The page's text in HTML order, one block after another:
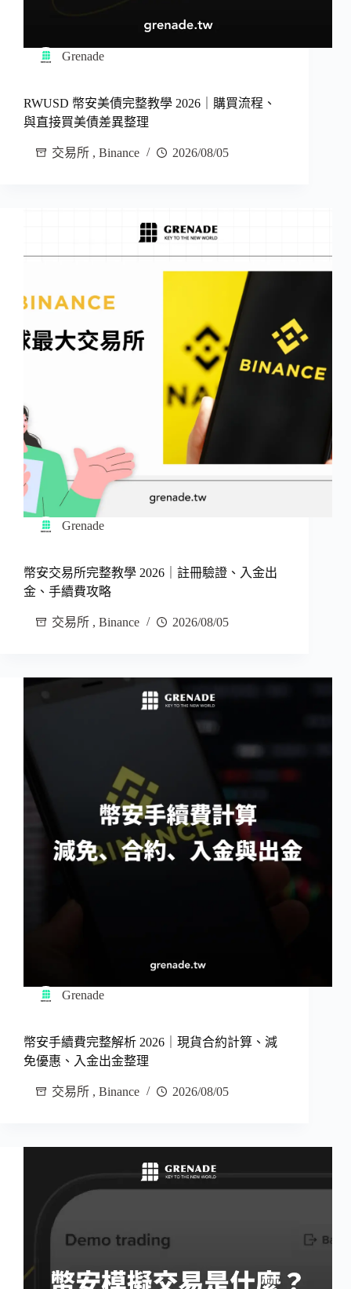
Grenade
RWUSD 幣安美債完整教學 2026｜購買流程、
與直接買美債差異整理
交易所 , Binance 2026/08/05
Grenade
幣安交易所完整教學 2026｜註冊驗證、入金出
金、手續費攻略
交易所 , Binance 2026/08/05
Grenade
幣安手續費完整解析 2026｜現貨合約計算、減
免優惠、入金出金整理
交易所 , Binance 2026/08/05